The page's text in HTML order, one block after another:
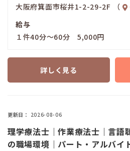
大阪府箕面市桜井1-2-29-2F （
給与
１件40分～60分 5,000円
詳しく見る
更新日 2026-08-06
理学療法士｜作業療法士｜言語
の職場環境｜パート・アルバイ